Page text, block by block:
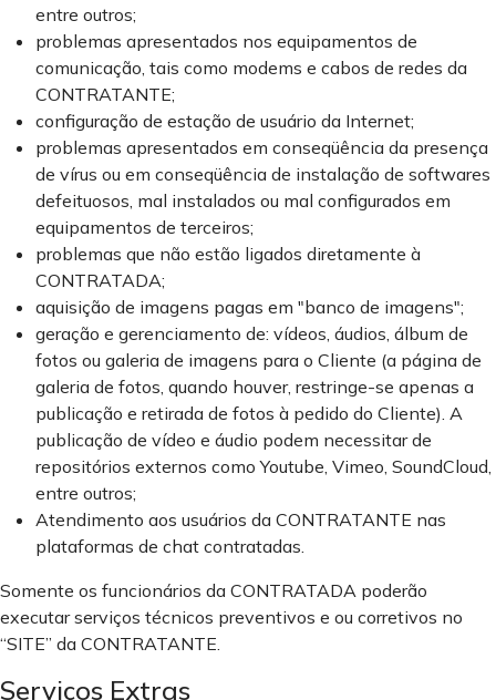
entre outros;
problemas apresentados nos equipamentos de
comunicação, tais como modems e cabos de redes da
CONTRATANTE;
configuração de estação de usuário da Internet;
problemas apresentados em conseqüência da presença
de vírus ou em conseqüência de instalação de softwares
defeituosos, mal instalados ou mal configurados em
equipamentos de terceiros;
problemas que não estão ligados diretamente à
CONTRATADA;
aquisição de imagens pagas em "banco de imagens";
geração e gerenciamento de: vídeos, áudios, álbum de
fotos ou galeria de imagens para o Cliente (a página de
galeria de fotos, quando houver, restringe-se apenas a
publicação e retirada de fotos à pedido do Cliente). A
publicação de vídeo e áudio podem necessitar de
repositórios externos como Youtube, Vimeo, SoundCloud,
entre outros;
Atendimento aos usuários da CONTRATANTE nas
plataformas de chat contratadas.
Somente os funcionários da CONTRATADA poderão
executar serviços técnicos preventivos e ou corretivos no
“SITE” da CONTRATANTE.
Serviços Extras